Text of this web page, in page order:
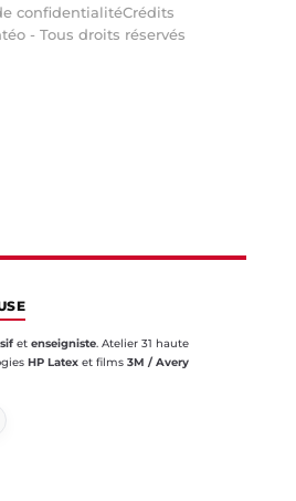
confidentialitéCrédits
- Tous droits réservés
et enseigniste. Atelier 31 haute
HP Latexet films 3M / Avery